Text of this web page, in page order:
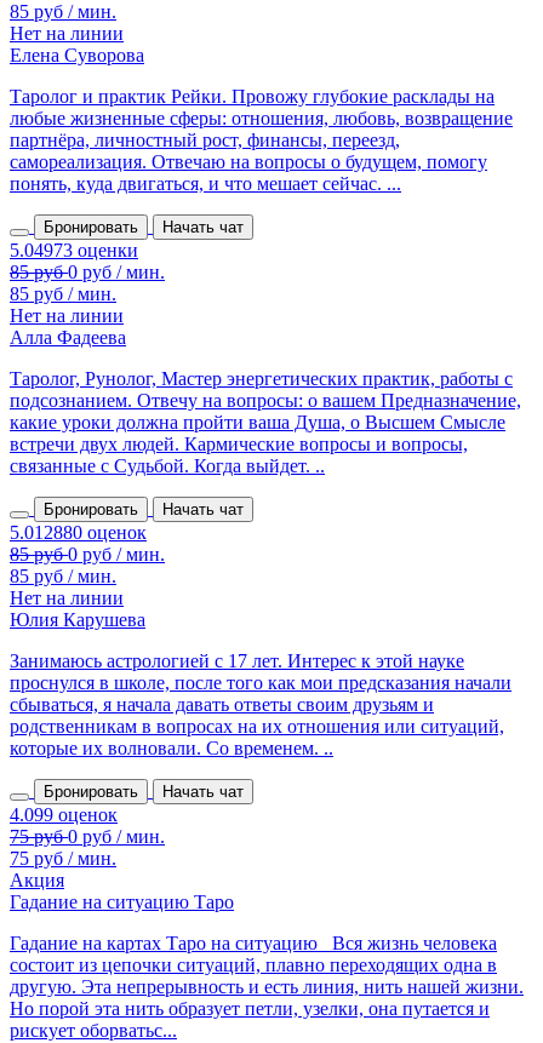
85 руб / мин.
Нет на линии
Елена Суворова
Таролог и практик Рейки. Провожу глубокие расклады на
любые жизненные сферы: отношения, любовь, возвращение
партнёра, личностный рост, финансы, переезд,
самореализация. Отвечаю на вопросы о будущем, помогу
понять, куда двигаться, и что мешает сейчас. ...
Бронировать Начать чат
85 руб / мин.
Нет на линии
Алла Фадеева
Таролог, Рунолог, Мастер энергетических практик, работы с
подсознанием. Отвечу на вопросы: о вашем Предназначение,
какие уроки должна пройти ваша Душа, о Высшем Смысле
встречи двух людей. Кармические вопросы и вопросы,
связанные с Судьбой. Когда выйдет. ..
Бронировать Начать чат
85 руб / мин.
Нет на линии
Юлия Карушева
Занимаюсь астрологией с 17 лет. Интерес к этой науке
проснулся в школе, после того как мои предсказания начали
сбываться, я начала давать ответы своим друзьям и
родственникам в вопросах на их отношения или ситуаций,
которые их волновали. Со временем. ..
Бронировать Начать чат
75 руб / мин.
Акция
Гадание на ситуацию Таро
Гадание на картах Таро на ситуацию Вся жизнь человека
состоит из цепочки ситуаций, плавно переходящих одна в
другую. Эта непрерывность и есть линия, нить нашей жизни.
Но порой эта нить образует петли, узелки, она путается и
рискует оборватьс...